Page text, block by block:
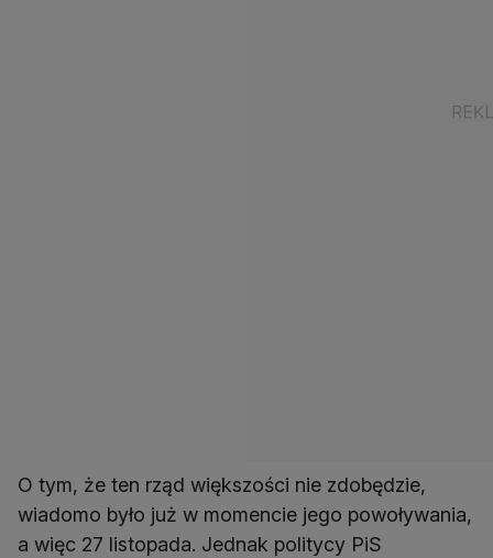
O tym, że ten rząd większości nie zdobędzie,
wiadomo było już w momencie jego powoływania,
a więc 27 listopada. Jednak politycy PiS